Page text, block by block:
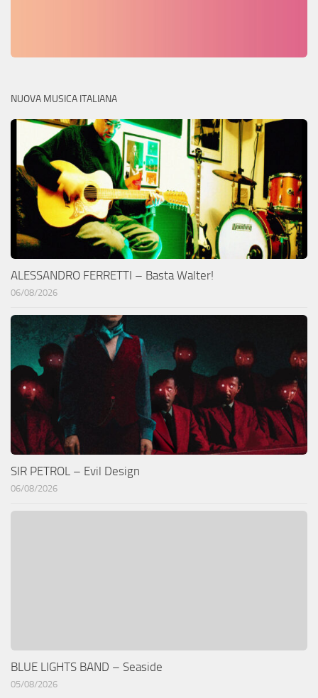
NUOVA MUSICA ITALIANA
ALESSANDRO FERRETTI – Basta Walter!
06/08/2026
SIR PETROL – Evil Design
06/08/2026
BLUE LIGHTS BAND – Seaside
05/08/2026